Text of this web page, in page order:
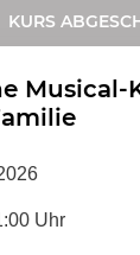
KURS
Musical-
Uhr